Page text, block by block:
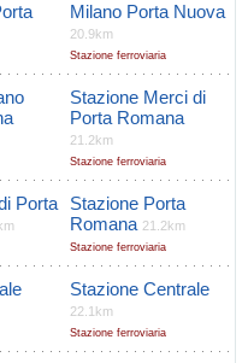
Milano Porta Nuova
20.9km
Stazione ferroviaria
Stazione Merci di
Porta Romana
21.2km
Stazione ferroviaria
Porta
Stazione Porta
Romana 21.2km
Stazione ferroviaria
Stazione Centrale
22.1km
Stazione ferroviaria